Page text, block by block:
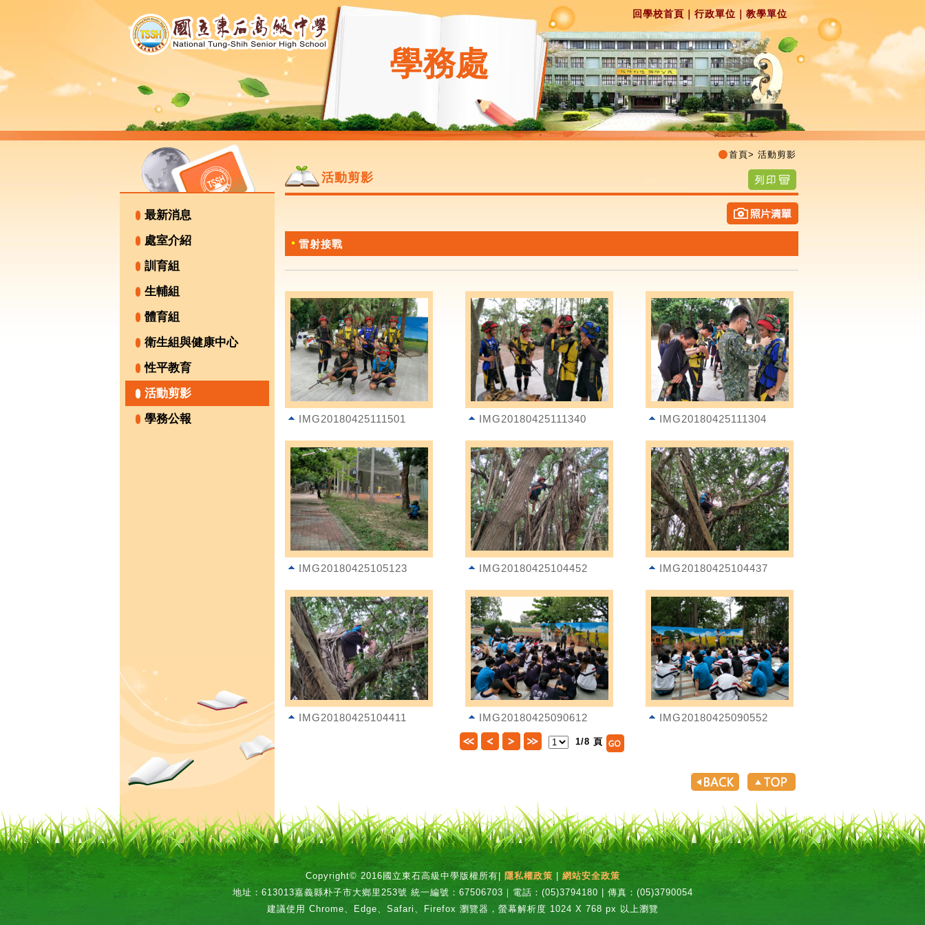
學務處
回學校首頁 ｜行政單位 教學單位
最新消息
處室介紹
訓育組
生輔組
體育組
衛生組與健康中心
性平教育
活動剪影
學務公報
首頁> 活動剪影
活動剪影
雷射接戰
IMG20180425111501 IMG20180425111340 IMG20180425111304
IMG20180425105123 IMG20180425104452 IMG20180425104437
IMG20180425104411 IMG20180425090612 IMG20180425090552
1/8 頁
Copyright© 2016國立東石高級中學版權所有| 隱私權政策
網站安全政策
地址：613013嘉義縣朴子市大鄉里253號 統一編號：67506703｜電話：(05)3794180 | 傳真：(05)3790054
建議使用 Chrome、Edge、Safari、Firefox 瀏覽器，螢幕解析度 1024 X 768 px 以上瀏覽